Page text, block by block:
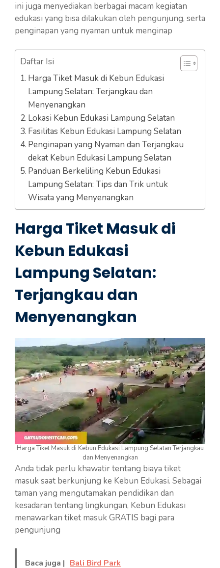
ini juga menyediakan berbagai macam kegiatan
edukasi yang bisa dilakukan oleh pengunjung, serta
penginapan yang nyaman untuk menginap
Daftar Isi
Harga Tiket Masuk di Kebun Edukasi
Lampung Selatan: Terjangkau dan
Menyenangkan
Lokasi Kebun Edukasi Lampung Selatan
Fasilitas Kebun Edukasi Lampung Selatan
Penginapan yang Nyaman dan Terjangkau
dekat Kebun Edukasi Lampung Selatan
Panduan Berkeliling Kebun Edukasi
Lampung Selatan: Tips dan Trik untuk
Wisata yang Menyenangkan
Harga Tiket Masuk di
Kebun Edukasi
Lampung Selatan:
Terjangkau dan
Menyenangkan
Harga Tiket Masuk di Kebun Edukasi Lampung Selatan Terjangkau
dan Menyenangkan
Anda tidak perlu khawatir tentang biaya tiket
masuk saat berkunjung ke Kebun Edukasi. Sebagai
taman yang mengutamakan pendidikan dan
kesadaran tentang lingkungan, Kebun Edukasi
menawarkan tiket masuk GRATIS bagi para
pengunjung
Baca juga | Bali Bird Park